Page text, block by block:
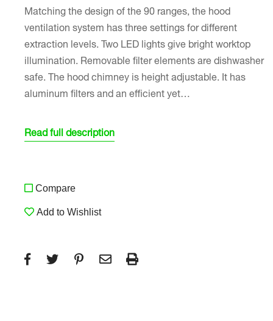
Matching the design of the 90 ranges, the hood
ventilation system has three settings for different
extraction levels. Two LED lights give bright worktop
illumination. Removable filter elements are dishwasher
safe. The hood chimney is height adjustable. It has
aluminum filters and an efficient yet…
Read full description
Compare
Add to Wishlist